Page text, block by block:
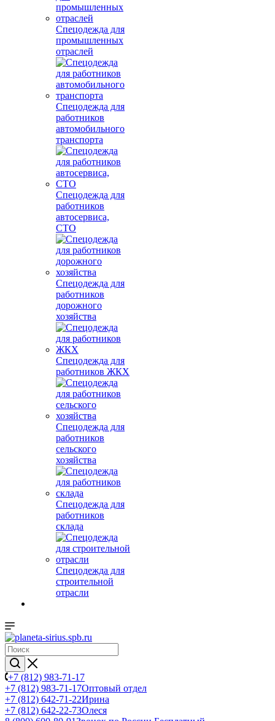
Спецодежда для
промышленных
отраслей
Спецодежда для
работников
автомобильного
транспорта
Спецодежда для
работников
автосервиса,
СТО
Спецодежда для
работников
дорожного
хозяйства
Спецодежда для
работников ЖКХ
Спецодежда для
работников
сельского
хозяйства
Спецодежда для
работников
склада
Спецодежда для
строительной
отрасли
+7 (812) 983-71-17
+7 (812) 983-71-17Оптовый отдел
+7 (812) 642-71-22Ирина
+7 (812) 642-22-73Олеся